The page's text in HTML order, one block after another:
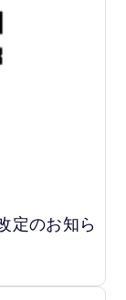
定のお知ら